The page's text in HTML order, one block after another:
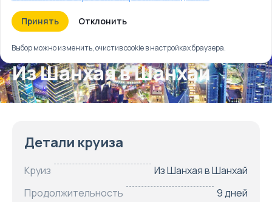
Из Шанхая в Шанхай
Детали круиза
Круиз
Из Шанхая в Шанхай
Продолжительность
9 дней
Принять Отклонить
Выбор можно изменить, очистив cookie в настройках браузера.